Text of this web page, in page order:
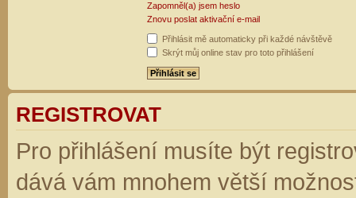
Zapomněl(a) jsem heslo
Znovu poslat aktivační e-mail
Přihlásit mě automaticky při každé návštěvě
Skrýt můj online stav pro toto přihlášení
REGISTROVAT
Pro přihlášení musíte být
dává vám mnohem větší